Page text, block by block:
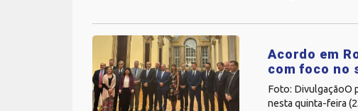
Acordo em
com foco no
Foto: DivulgaçãoO
nesta quinta-feira